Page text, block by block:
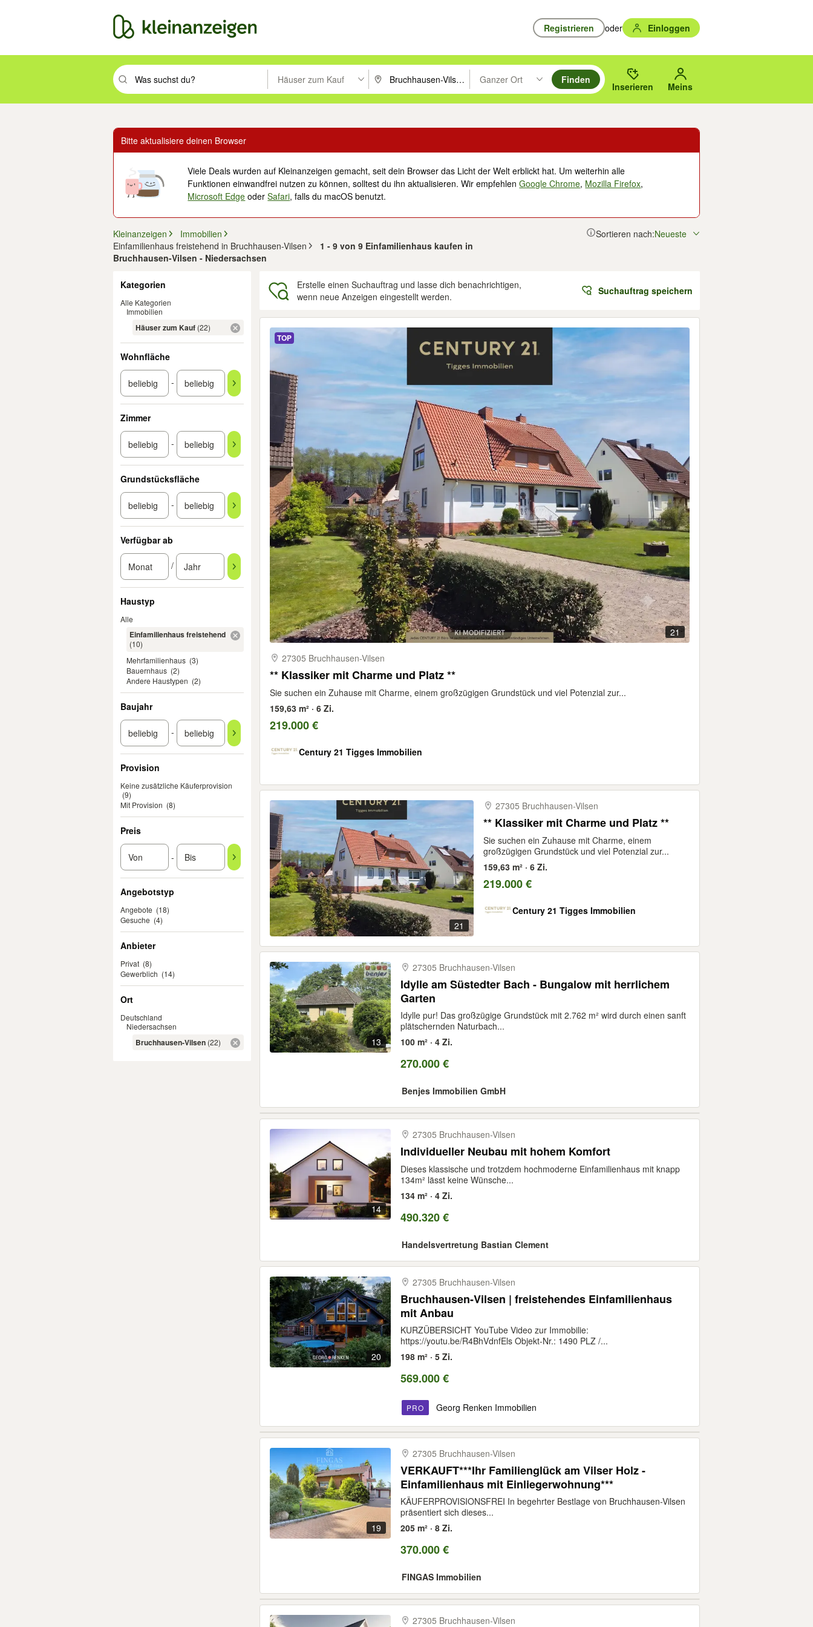
Registrieren oder Einloggen
Suchbegriff eingeben. Eingabetaste drücken um zu suchen, oder Vorschläge mit den Pfeiltasten nach oben/unten durchsuchen und mit Eingabetaste auswählen.
Häuser zum Kauf PLZ oder Ort eingeben. Eingabetaste drücken um zu suchen, oder Vorschläge mit den Pfeiltasten nach oben/
Ganzer Ort
Suche im Umkreis des gewählten Orts oder PLZ.
Finden
Inserieren Meins
Bitte aktualisiere deinen Browser
Viele Deals wurden auf Kleinanzeigen gemacht, seit dein Browser das Licht der Welt erblickt hat. Um weiterhin alle
Funktionen einwandfrei nutzen zu können, solltest du ihn aktualisieren. Wir empfehlenGoogle Chrome, Mozilla Firefox,
Microsoft Edge oderSafari, falls du macOS benutzt.
Kleinanzeigen
Immobilien
Einfamilienhaus freistehend in Bruchhausen-Vilsen
1 - 9 von 9 Einfamilienhaus kaufen in
Bruchhausen-Vilsen - Niedersachsen
Sortieren nach:Neueste
Kategorien
Alle Kategorien
Immobilien
Häuser zum Kauf (22)
Wohnfläche
-
Zimmer
-
Grundstücksfläche
-
Verfügbar ab
/
Haustyp
Alle
Einfamilienhaus freistehend
(10)
Mehrfamilienhaus (3)
Bauernhaus (2)
Andere Haustypen (2)
Baujahr
-
Provision
Keine zusätzliche Käuferprovision
(9)
Mit Provision (8)
Preis
-
Angebotstyp
Angebote (18)
Gesuche (4)
Anbieter
Privat (8)
Gewerblich (14)
Ort
Deutschland
Niedersachsen
Bruchhausen-Vilsen (22)
Erstelle einen Suchauftrag und lasse dich benachrichtigen,
wenn neue Anzeigen eingestellt werden.
Suchauftrag speichern
21
TOP
27305 Bruchhausen-​Vilsen
** Klassiker mit Charme und Platz **
Sie suchen ein Zuhause mit Charme, einem großzügigen Grundstück und viel Potenzial zur...
159,63 m² · 6 Zi.
219.000 €
Century 21 Tigges Immobilien
21
27305 Bruchhausen-​Vilsen
** Klassiker mit Charme und Platz **
Sie suchen ein Zuhause mit Charme, einem
großzügigen Grundstück und viel Potenzial zur...
159,63 m² · 6 Zi.
219.000 €
Century 21 Tigges Immobilien
13
27305 Bruchhausen-​Vilsen
Idylle am Süstedter Bach - Bungalow mit herrlichem
Garten
Idylle pur! Das großzügige Grundstück mit 2.762 m² wird durch einen sanft
plätschernden Naturbach...
100 m² · 4 Zi.
270.000 €
Benjes Immobilien GmbH
14
27305 Bruchhausen-​Vilsen
Individueller Neubau mit hohem Komfort
Dieses klassische und trotzdem hochmoderne Einfamilienhaus mit knapp
134m² lässt keine Wünsche...
134 m² · 4 Zi.
490.320 €
Handelsvertretung Bastian Clement
20
27305 Bruchhausen-​Vilsen
Bruchhausen-Vilsen | freistehendes Einfamilienhaus
mit Anbau
KURZÜBERSICHT YouTube Video zur Immobilie:
https://youtu.be/R4BhVdnfEls Objekt-Nr.: 1490 PLZ /...
198 m² · 5 Zi.
569.000 €
PRO Georg Renken Immobilien
19
27305 Bruchhausen-​Vilsen
VERKAUFT***Ihr Familienglück am Vilser Holz -
Einfamilienhaus mit Einliegerwohnung***
KÄUFERPROVISIONSFREI In begehrter Bestlage von Bruchhausen-Vilsen
präsentiert sich dieses...
205 m² · 8 Zi.
370.000 €
FINGAS Immobilien
27305 Bruchhausen-​Vilsen